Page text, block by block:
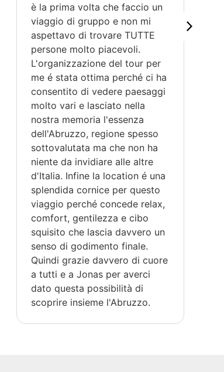
è la prima volta che faccio un
viaggio di gruppo e non mi
aspettavo di trovare TUTTE
persone molto piacevoli.
L'organizzazione del tour per
me é stata ottima perché ci ha
consentito di vedere paesaggi
molto vari e lasciato nella
nostra memoria l'essenza
dell'Abruzzo, regione spesso
sottovalutata ma che non ha
niente da invidiare alle altre
d'Italia. Infine la location é una
splendida cornice per questo
viaggio perché concede relax,
comfort, gentilezza e cibo
squisito che lascia davvero un
senso di godimento finale.
Quindi grazie davvero di cuore
a tutti e a Jonas per averci
dato questa possibilità di
scoprire insieme l'Abruzzo.